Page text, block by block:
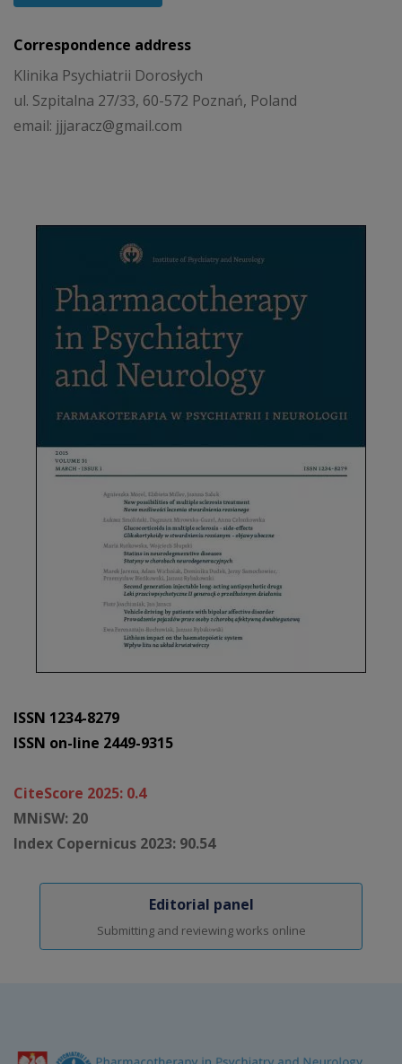
ISSN 1234-8279
ISSN on-line 2449-9315
CiteScore 2025: 0.4
MNiSW: 20
Index Copernicus 2023: 90.54
Editorial panel
Submitting and reviewing works online
Correspondence address
Klinika Psychiatrii Dorosłych
ul. Szpitalna 27/33, 60-572 Poznań, Poland
email: jjjaracz@gmail.com